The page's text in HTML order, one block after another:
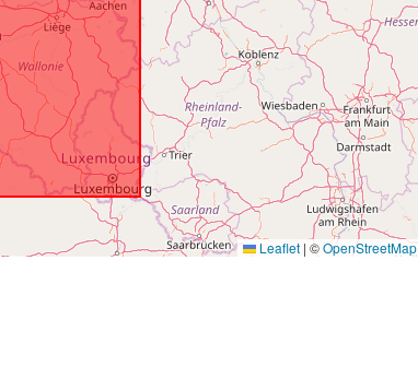
Leaflet | ©OpenStreetMap